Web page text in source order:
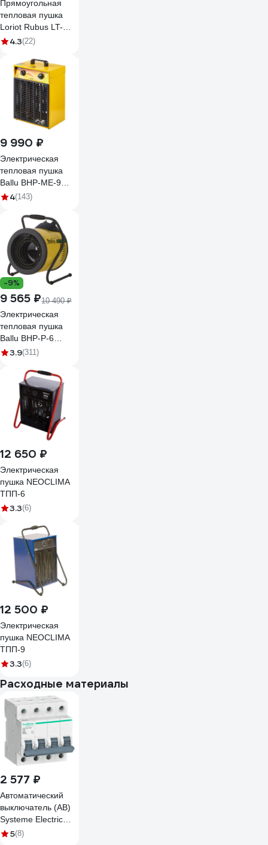
Прямоугольная
тепловая пушка
Loriot Rubus LT-
09PE
4.3(22)
9 990 ₽
Электрическая
тепловая пушка
Ballu BHP-ME-9
НС-1069380
4(143)
-9%
9 565 ₽10 490 ₽
Электрическая
тепловая пушка
Ballu BHP-P-6
НС-1035077
3.9(311)
12 650 ₽
Электрическая
пушка NEOCLIMA
ТПП-6
3.3(6)
12 500 ₽
Электрическая
пушка NEOCLIMA
ТПП-9
3.3(6)
Расходные материалы
2 577 ₽
Автоматический
выключатель (АВ)
Systeme Electric
City9 Set C, 25 А, 4
5(8)